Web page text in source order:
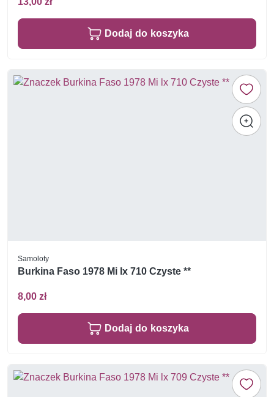
Dodaj do koszyka
Samoloty
Burkina Faso 1978 Mi lx 710 Czyste **
8,00 zł
Dodaj do koszyka